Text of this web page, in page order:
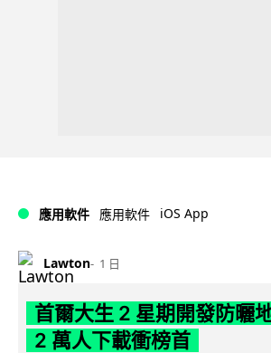
應用軟件 應用軟件 iOS App
Lawton 1 日
首爾大生 2 星期開發防曬
2 萬人下載衝榜首